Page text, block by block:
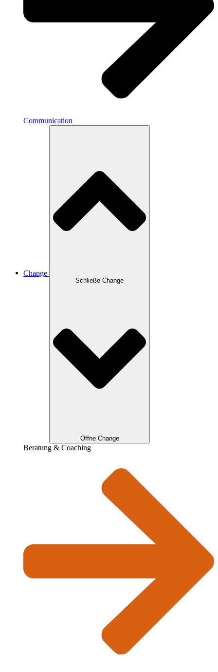
Communication
Change
Schließe Change
Öffne Change
Beratung & Coaching